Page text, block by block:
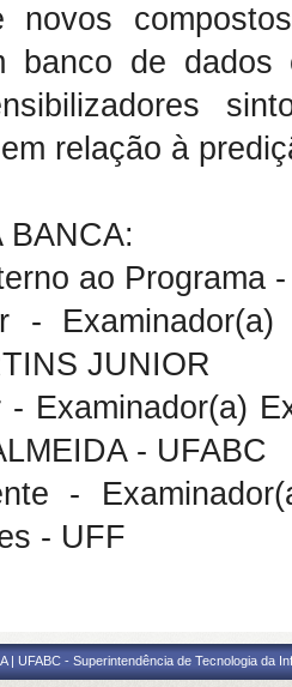
novos
banco de dados
relação à
BANCA:
ao Programa
-
JUNIOR
- Examinador(a)
- UFABC
-
- UFF
| UFABC - Superintendência de Tecnologia da